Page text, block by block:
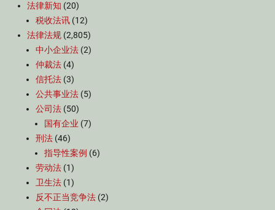
法律新知 (20)
税收法讯 (12)
法律法规 (2,805)
中小企业法 (2)
仲裁法 (4)
信托法 (3)
公共事业法 (5)
公司法 (50)
国有企业 (7)
刑法 (46)
指导性案例 (6)
劳动法 (1)
卫生法 (1)
反不正当竞争法 (2)